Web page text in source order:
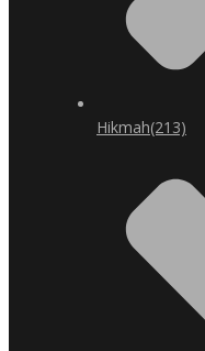
Hikmah(213)